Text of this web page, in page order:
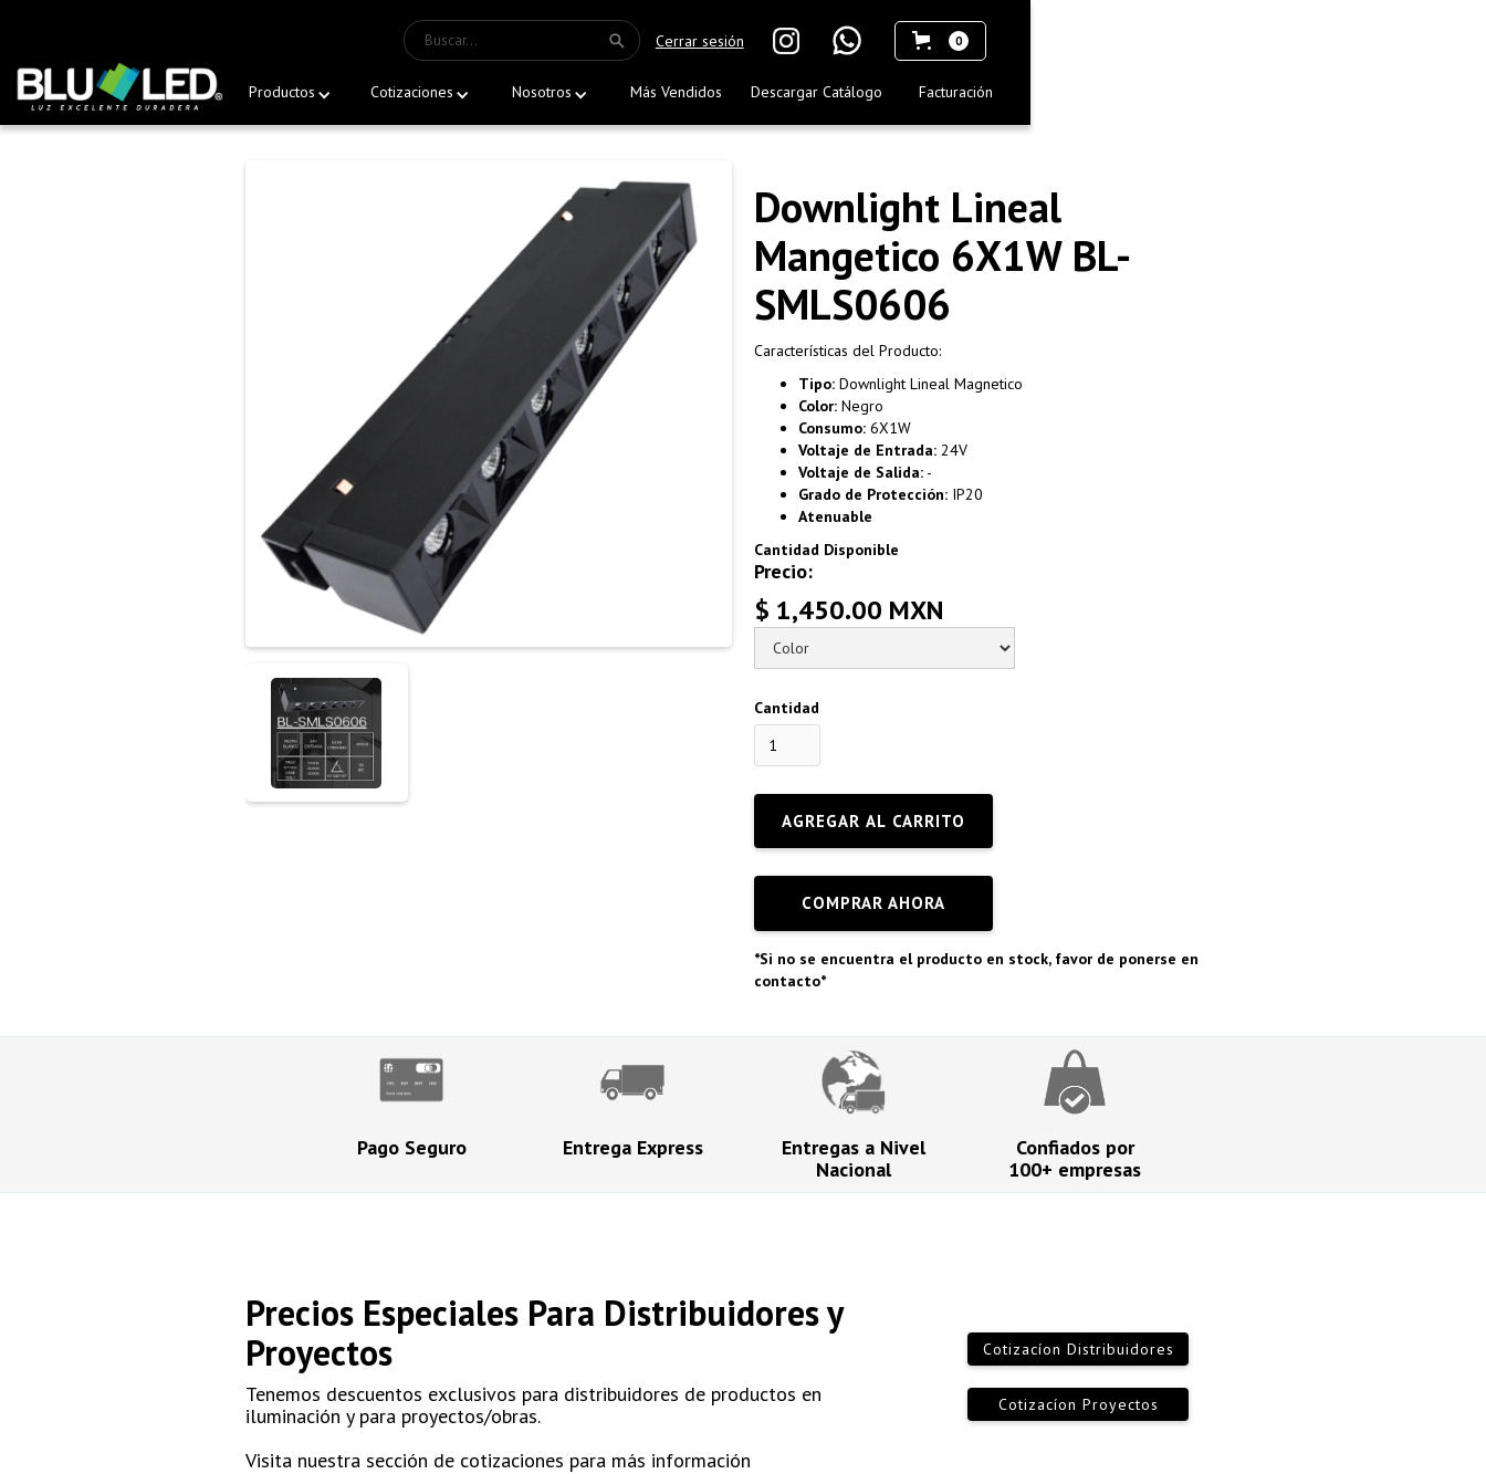
Cerrar sesión 0
Productos Cotizaciones Nosotros Más Vendidos Descargar Catálogo Facturación
Downlight Lineal
Mangetico 6X1W BL-
SMLS0606
Características del Producto:
Tipo: Downlight Lineal Magnetico
Color: Negro
Consumo: 6X1W
Voltaje de Entrada: 24V
Voltaje de Salida: -
Grado de Protección: IP20
Atenuable
Cantidad Disponible
Precio:
$ 1,450.00 MXN
Cantidad
COMPRAR AHORA
*Si no se encuentra el producto en stock, favor de ponerse en
contacto*
Pago Seguro Entrega Express
Entregas a Nivel
Nacional
Confiados por
100+ empresas
Precios Especiales Para Distribuidores y
Proyectos
Tenemos descuentos exclusivos para distribuidores de productos en
iluminación y para proyectos/obras.
Visita nuestra sección de cotizaciones para más información
Cotizacíon Distribuidores
Cotizacíon Proyectos